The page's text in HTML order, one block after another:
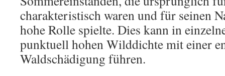
charakteristisch waren und für seinen
hohe Rolle spielte. Dies kann in
punktuell hohen Wilddichte mit einer
Waldschädigung führen.